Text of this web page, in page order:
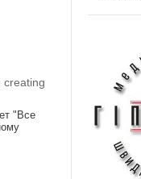
creating
"Все